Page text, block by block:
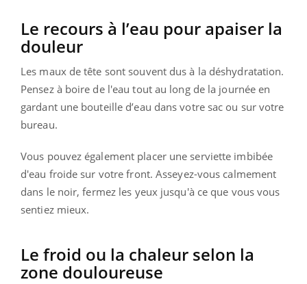
Le recours à l’eau pour apaiser la
douleur
Les maux de tête sont souvent dus à la déshydratation.
Pensez à boire de l'eau tout au long de la journée en
gardant une bouteille d’eau dans votre sac ou sur votre
bureau.
Vous pouvez également placer une serviette imbibée
d'eau froide sur votre front. Asseyez-vous calmement
dans le noir, fermez les yeux jusqu'à ce que vous vous
sentiez mieux.
Le froid ou la chaleur selon la
zone douloureuse